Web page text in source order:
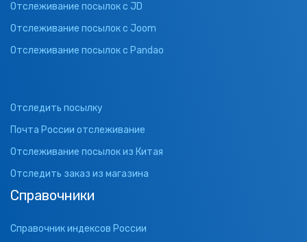
Отслеживание посылок с JD
Отслеживание посылок с Joom
Отслеживание посылок с Pandao
Отследить посылку
Почта России отслеживание
Отслеживание посылок из Китая
Отследить заказ из магазина
Справочники
Справочник индексов России